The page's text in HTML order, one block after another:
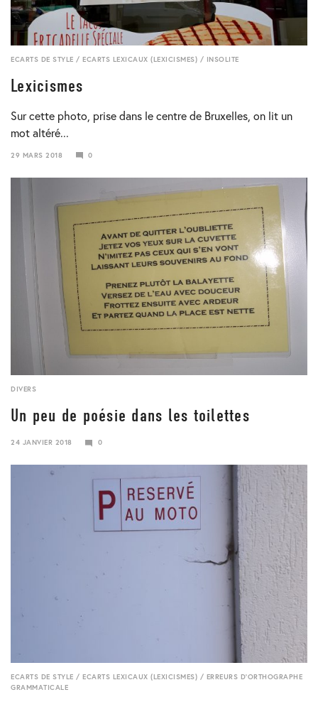
ECARTS DE STYLE / ECARTS LEXICAUX (LEXICISMES) / INSOLITE
Lexicismes
Sur cette photo, prise dans le centre de Bruxelles, on lit un
mot altéré...
29 MARS 2018
MARS
0
DIVERS
Un peu de poésie dans les toilettes
24 JANVIER 2018 0
ECARTS DE STYLE / ECARTS LEXICAUX (LEXICISMES) / ERREURS D'ORTHOGRAPHE
GRAMMATICALE